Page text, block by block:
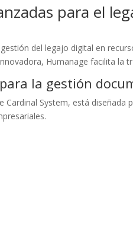
para el
del legajo digital en
Humanage facilita la
la gestión
System, está diseñada